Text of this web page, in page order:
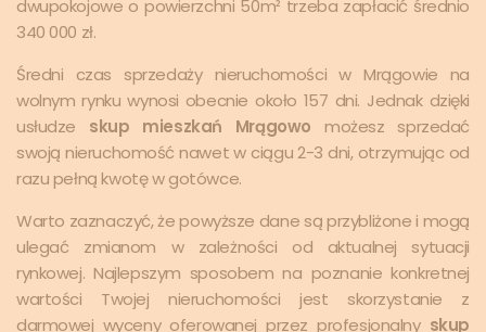
dwupokojowe o powierzchni 50m² trzeba zapłacić średnio
340 000 zł.
Średni czas sprzedaży nieruchomości w Mrągowie na
wolnym rynku wynosi obecnie około 157 dni. Jednak dzięki
usłudze skup mieszkań Mrągowo możesz sprzedać
swoją nieruchomość nawet w ciągu 2-3 dni, otrzymując od
razu pełną kwotę w gotówce.
Warto zaznaczyć, że powyższe dane są przybliżone i mogą
ulegać zmianom w zależności od aktualnej sytuacji
rynkowej. Najlepszym sposobem na poznanie konkretnej
wartości Twojej nieruchomości jest skorzystanie z
darmowej wyceny oferowanej przez profesjonalny skup